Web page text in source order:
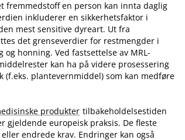
fremmedstoff en person kan innta daglig
inkluderer en sikkerhetsfaktor i
mest sensitive dyreart. Ut fra
det grenseverdier for restmengder i
honning. Ved fastsettelse av MRL-
kan ha på videre prosessering
plantevernmiddel) som kan medføre
produkter tilbakeholdelsestiden
gjeldende europeisk praksis. De fleste
endrede krav. Endringer kan også